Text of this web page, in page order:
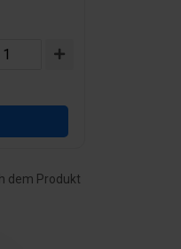
dem Produkt